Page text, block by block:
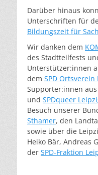
Darüber hinaus
Unterschriften für
Bildungszeit für
Wir danken dem
des Stadtteilfests
Unterstützer:innen
dem SPD
Supporter:innen
und SPDqueer
Besuch unserer
Sthamer, den
sowie über die
Heiko Bär, Andreas
der SPD-Fraktion